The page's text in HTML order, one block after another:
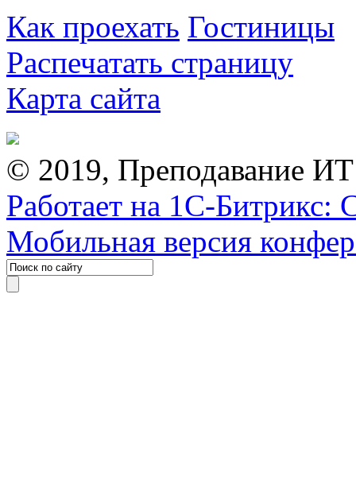
Как проехать Гостиницы
Распечатать страницу
Карта сайта
© 2019, Преподавание
Работает на 1С-Битрикс:
Мобильная версия